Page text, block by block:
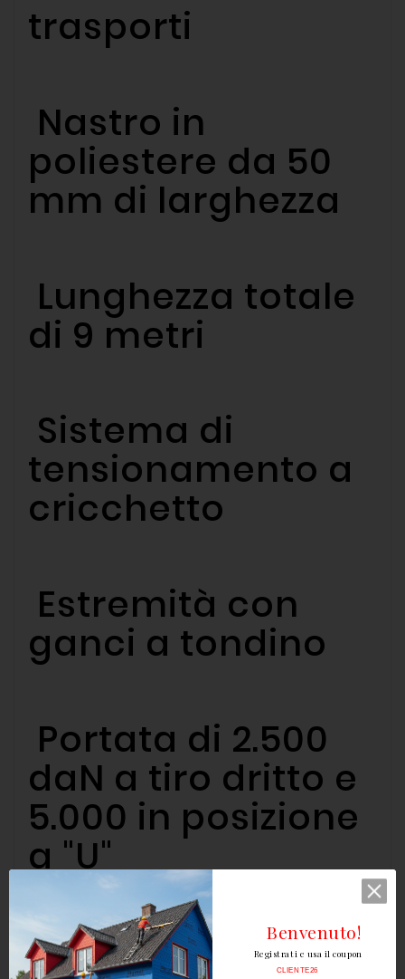
trasporti
Nastro in
poliestere da 50
mm di larghezza
Lunghezza totale
di 9 metri
Sistema di
tensionamento a
cricchetto
Estremità con
ganci a tondino
Portata di 2.500
daN a tiro dritto e
5.000 in posizione
a "U"
Conforme allaRegistrati e usa il coupon
CLIENTE26
Benvenuto!